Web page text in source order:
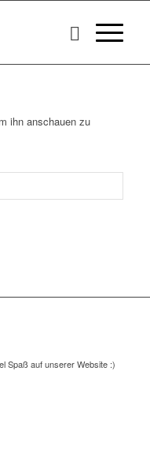
ihn anschauen zu
Spaß auf unserer Website :)